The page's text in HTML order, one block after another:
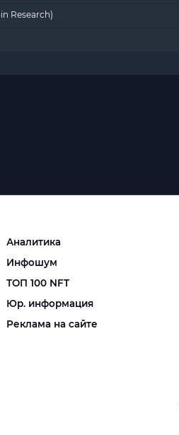
Research)
Аналитика
Инфошум
ТОП 100 NFT
Юр. информация
Реклама на сайте